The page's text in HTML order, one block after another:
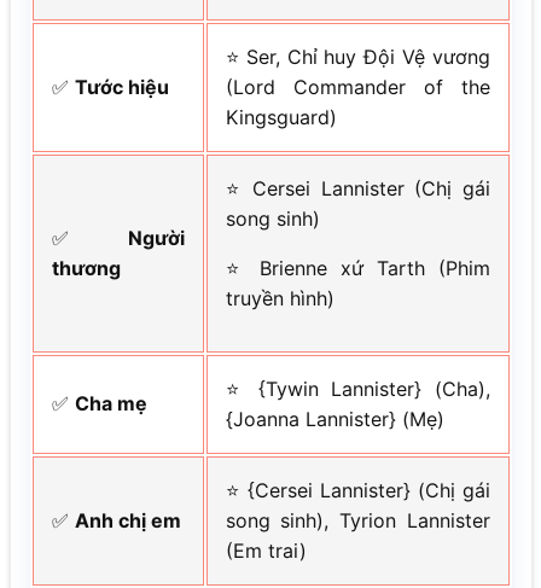
✅ Tước hiệu
⭐ Ser, Chỉ huy Đội Vệ vương
(Lord Commander of the
Kingsguard)
✅ Người
thương
⭐ Cersei Lannister (Chị gái
song sinh)
⭐ Brienne xứ Tarth (Phim
truyền hình)
✅ Cha mẹ
⭐ {Tywin Lannister} (Cha),
{Joanna Lannister} (Mẹ)
✅ Anh chị em
⭐ {Cersei Lannister} (Chị gái
song sinh), Tyrion Lannister
(Em trai)